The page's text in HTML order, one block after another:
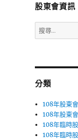
股東會資訊
搜
尋
字:
分類
108年股東
108年股東
108年臨時
108年臨時